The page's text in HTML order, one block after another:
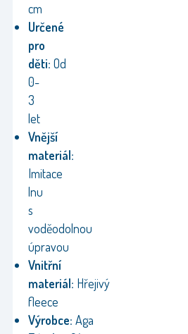
cm
Určené
pro
děti: Od
0-
3
let
Vnější
materiál:
Imitace
lnu
s
voděodolnou
úpravou
Vnitřní
materiál: Hřejivý
fleece
Výrobce: Aga